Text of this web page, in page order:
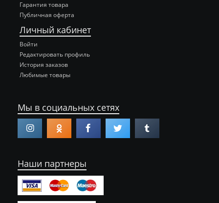
Гарантия товара
Публичная оферта
Личный кабинет
Войти
Редактировать профиль
История заказов
Любимые товары
Мы в социальных сетях
Наши партнеры